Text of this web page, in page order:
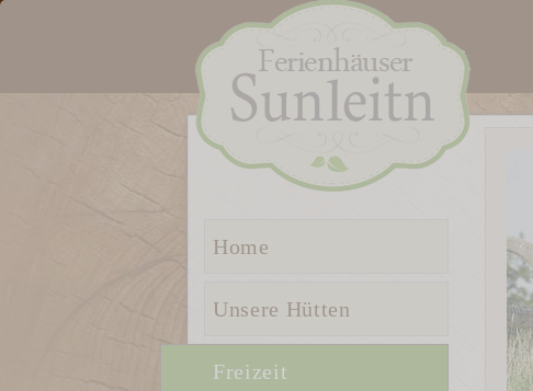
Home
Unsere Hütten
Freizeit